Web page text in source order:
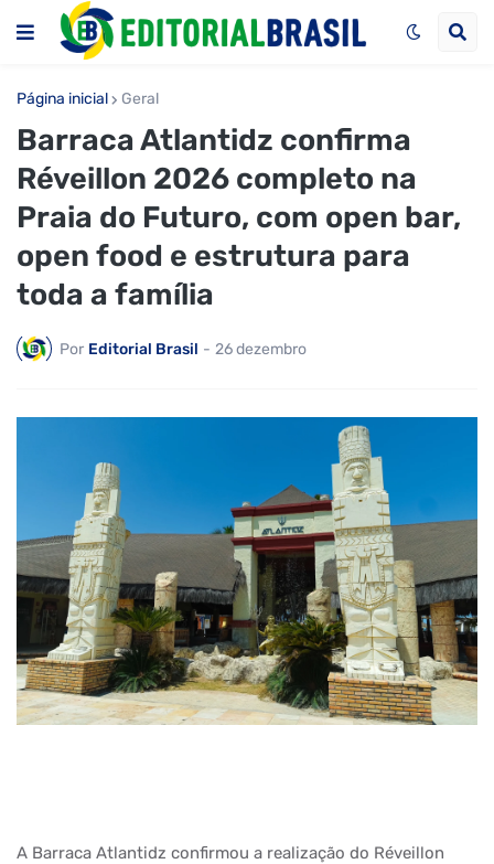
Página inicial Geral
Barraca Atlantidz confirma
Réveillon 2026 completo na
Praia do Futuro, com open bar,
open food e estrutura para
toda a família
Por Editorial Brasil - 26 dezembro
A Barraca Atlantidz confirmou a realização do Réveillon